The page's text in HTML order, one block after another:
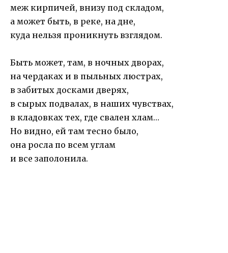
меж кирпичей, внизу под складом,
а может быть, в реке, на дне,
куда нельзя проникнуть взглядом.
Быть может, там, в ночных дворах,
на чердаках и в пыльных люстрах,
в забитых досками дверях,
в сырых подвалах, в наших чувствах,
в кладовках тех, где свален хлам…
Но видно, ей там тесно было,
она росла по всем углам
и все заполонила.